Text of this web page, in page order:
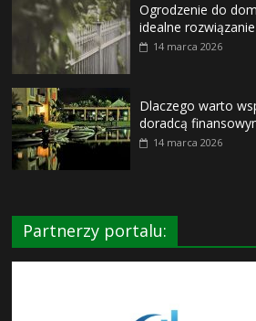
Ogrodzenie do
idealne
14 marca 2026
Dlaczego warto
doradcą
14 marca 2026
Partnerzy portalu: